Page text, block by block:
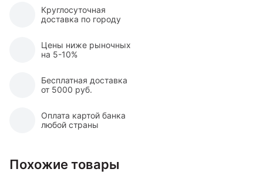
Круглосуточная
доставка по городу
Цены ниже рыночных
на 5-10%
Бесплатная доставка
от 5000 руб.
Оплата картой банка
любой страны
Похожие товары